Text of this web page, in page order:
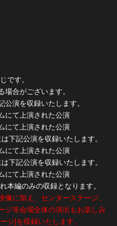
です。
合がございます。
演を収録いたします。
にて上演された公演
にて上演された公演
下記公演を収録いたします。
にて上演された公演
下記公演を収録いたします。
にて上演された公演
本編のみの収録となります。
に加え、センターステージ、
ジ等会場全体の演出もお楽しみ
ジ]を収録いたします。